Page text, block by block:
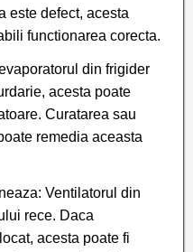
este defect, acesta
functionarea corecta.
din frigider
acesta poate
Curatarea sau
remedia aceasta
Ventilatorul din
rece. Daca
acesta poate fi